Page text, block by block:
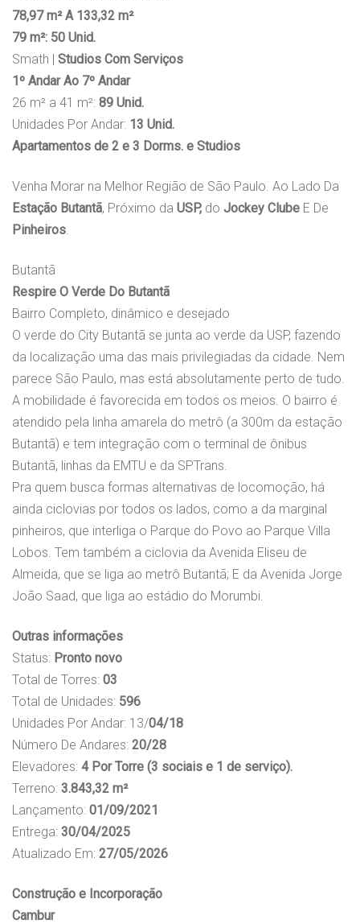
78,97 m² A 133,32 m²
79 m²: 50 Unid.
Smath | Studios Com Serviços
1º Andar Ao 7º Andar
26 m² a 41 m²: 89 Unid.
Unidades Por Andar: 13 Unid.
Apartamentos de 2 e 3 Dorms. e Studios
Venha Morar na Melhor Região de São Paulo. Ao Lado Da
Estação Butantã, Próximo da USP, do Jockey Clube E De
Pinheiros
Butantã
Respire O Verde Do Butantã
Bairro Completo, dinâmico e desejado
O verde do City Butantã se junta ao verde da USP, fazendo
da localização uma das mais privilegiadas da cidade. Nem
parece São Paulo, mas está absolutamente perto de tudo.
A mobilidade é favorecida em todos os meios. O bairro é
atendido pela linha amarela do metrô (a 300m da estação
Butantã) e tem integração com o terminal de ônibus
Butantã, linhas da EMTU e da SPTrans.
Pra quem busca formas alternativas de locomoção, há
ainda ciclovias por todos os lados, como a da marginal
pinheiros, que interliga o Parque do Povo ao Parque Villa
Lobos. Tem também a ciclovia da Avenida Eliseu de
Almeida, que se liga ao metrô Butantã; E da Avenida Jorge
João Saad, que liga ao estádio do Morumbi.
Outras informações
Status: Pronto novo
Total de Torres: 03
Total de Unidades: 596
Unidades Por Andar: 13/04/18
Número De Andares: 20/28
Elevadores: 4 Por Torre (3 sociais e 1 de serviço).
Terreno: 3.843,32 m²
Lançamento: 01/09/2021
Entrega: 30/04/2025
Atualizado Em: 27/05/2026
Construção e Incorporação
Cambur